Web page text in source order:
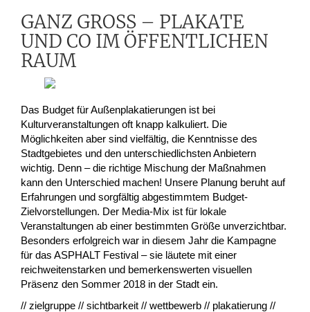
GANZ GROSS – PLAKATE
UND CO IM ÖFFENTLICHEN
RAUM
Das Budget für Außenplakatierungen ist bei
Kulturveranstaltungen oft knapp kalkuliert. Die
Möglichkeiten aber sind vielfältig, die Kenntnisse des
Stadtgebietes und den unterschiedlichsten Anbietern
wichtig. Denn – die richtige Mischung der Maßnahmen
kann den Unterschied machen! Unsere Planung beruht auf
Erfahrungen und sorgfältig abgestimmtem Budget-
Zielvorstellungen. Der Media-Mix ist für lokale
Veranstaltungen ab einer bestimmten Größe unverzichtbar.
Besonders erfolgreich war in diesem Jahr die Kampagne
für das ASPHALT Festival – sie läutete mit einer
reichweitenstarken und bemerkenswerten visuellen
Präsenz den Sommer 2018 in der Stadt ein.
// zielgruppe // sichtbarkeit // wettbewerb // plakatierung //